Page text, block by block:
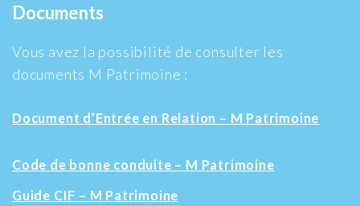
Documents
Vous avez la possibilité de consulter les
documents M Patrimoine :
Document d’Entrée en Relation – M Patrimoine
Code de bonne conduite – M Patrimoine
Guide CIF – M Patrimoine